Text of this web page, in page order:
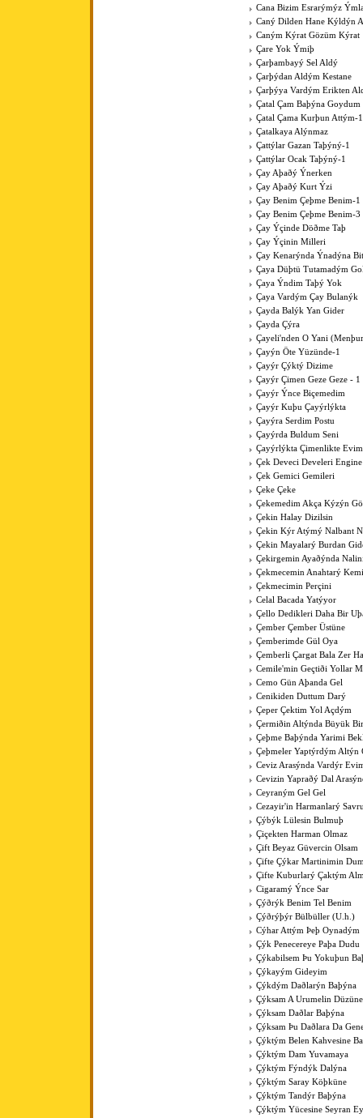
Cana Bizim Esrarýmýz
Caný Dilden Hane Kýldýn
Caným Kýrat Gözüm Kýrat
Çare Yok Ýmiþ
Çarþambayý Sel Aldý
Çarþýdan Aldým Kestane
Çarþýya Vardým Erikten
Çatal Çam Baþýna Goydum
Çatal Çama Kurþun Attým-1
Çatalkaya Alýnmaz
Çattýlar Gazan Taþýný-1
Çattýlar Ocak Taþýný-1
Çay Aþaðý Ýnerken
Çay Aþaðý Kurt Ýzi
Çay Benim Çeþme Benim-1
Çay Benim Çeþme Benim-3
Çay Ýçinde Döðme Taþ
Çay Ýçinin Milleri
Çay Kenarýnda Ýnadýna
Çaya Düþtü Tutamadým
Çaya Ýndim Taþý Yok
Çaya Vardým Çay Bulanýk
Çayda Balýk Yan Gider
Çayda Çýra
Çayeli'nden O Yani
Çayýn Öte Yüzünde-1
Çayýr Çýktý Dizime
Çayýr Çimen Geze Geze - 1
Çayýr Ýnce Biçemedim
Çayýr Kuþu Çayýrlýkta
Çayýra Serdim Postu
Çayýrda Buldum Seni
Çayýrlýkta Çimenlikte
Çek Deveci Develeri Engine
Çek Gemici Gemileri
Çeke Çeke
Çekemedim Akça Kýzýn
Çekin Halay Dizilsin
Çekin Kýr Atýmý Nalbant
Çekin Mayalarý Burdan
Çekirgemin Ayaðýnda
Çekmecemin Anahtarý
Çekmecimin Perçini
Celal Bacada Yatýyor
Çello Dedikleri Daha Bir
Çember Çember Üstüne
Çemberimde Gül Oya
Çemberli Çargat Bala Zer
Cemile'min Geçtiði Yollar
Cemo Gün Aþanda Gel
Cenikiden Duttum Darý
Çeper Çektim Yol Açdým
Çermiðin Altýnda Büyük
Çeþme Baþýnda Yarimi
Çeþmeler Yaptýrdým Altýn
Ceviz Arasýnda Vardýr
Cevizin Yapraðý Dal
Ceyraným Gel Gel
Cezayir'in Harmanlarý
Çýbýk Lülesin Bulmuþ
Çiçekten Harman Olmaz
Çift Beyaz Güvercin Olsam
Çifte Çýkar Martinimin
Çifte Kuburlarý Çaktým
Cigaramý Ýnce Sar
Çýðrýk Benim Tel Benim
Çýðrýþýr Bülbüller (U.h.)
Cýhar Attým Þeþ Oynadým
Çýk Penecereye Paþa Dudu
Çýkabilsem Þu Yokuþun
Çýkayým Gideyim
Çýkdým Daðlarýn Baþýna
Çýksam A Urumelin Düzüne
Çýksam Daðlar Baþýna
Çýksam Þu Daðlara Da
Çýktým Belen Kahvesine
Çýktým Dam Yuvamaya
Çýktým Fýndýk Dalýna
Çýktým Saray Köþküne
Çýktým Tandýr Baþýna
Çýktým Yücesine Seyran